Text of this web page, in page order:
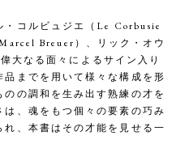
・コルビュジエ（Le Corbusie
Breuer）、リック・オウ
大なる面々によるサイン入り
までを用いて様々な構成を形
の調和を生み出す熟練の才を
、魂をもつ個々の要素の巧み
、本書はその才能を見せる一